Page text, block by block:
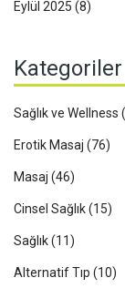
Eylül 2025 (8)
Kategoriler
Sağlık ve Wellness
Erotik Masaj (76)
Masaj (46)
Cinsel Sağlık(15)
Sağlık(11)
Alternatif Tıp (10)